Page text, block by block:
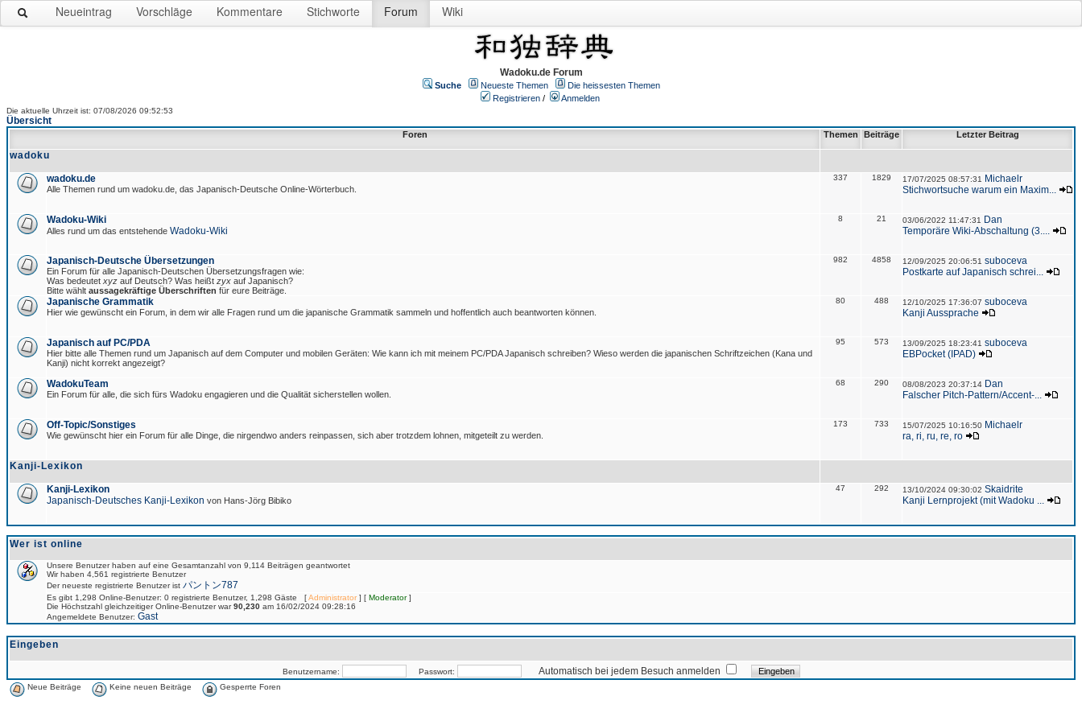
Neueintrag Vorschläge Kommentare Stichworte Forum Wiki
Wadoku.de Forum
Suche Neueste Themen
Die heissesten Themen
Registrieren / Anmelden
Die aktuelle Uhrzeit ist: 07/08/2026 09:52:53
Übersicht
Foren Themen Beiträge Letzter Beitrag
wadoku
wadoku.de
Alle Themen rund um wadoku.de, das Japanisch-Deutsche Online-Wörterbuch.
337 1829 17/07/2025 08:57:31
Michaelr
Stichwortsuche warum ein Maxim...
Wadoku-Wiki
Alles rund um das entstehende Wadoku-Wiki
8 21 03/06/2022 11:47:31
Dan
Temporäre Wiki-Abschaltung (3....
Japanisch-Deutsche Übersetzungen
Ein Forum für alle Japanisch-Deutschen Übersetzungsfragen wie:
Was bedeutet xyz auf Deutsch? Was heißt zyx auf Japanisch?
Bitte wählt aussagekräftige Überschriften für eure Beiträge.
982 4858 12/09/2025 20:06:51 suboceva
Postkarte auf Japanisch schrei...
Japanische Grammatik
Hier wie gewünscht ein Forum, in dem wir alle Fragen rund um die japanische Grammatik sammeln und hoffentlich auch beantworten können.
80 488 12/10/2025 17:36:07 suboceva
Kanji Aussprache
Japanisch auf PC/PDA
Hier bitte alle Themen rund um Japanisch auf dem Computer und mobilen Geräten: Wie kann ich mit meinem PC/PDA Japanisch schreiben? Wieso werden die japanischen Schriftzeichen (Kana und
Kanji) nicht korrekt angezeigt?
95 573 13/09/2025 18:23:41 suboceva
EBPocket (IPAD)
WadokuTeam
Ein Forum für alle, die sich fürs Wadoku engagieren und die Qualität sicherstellen wollen.
68 290 08/08/2023 20:37:14 Dan
Falscher Pitch-Pattern/Accent-...
Off-Topic/Sonstiges
Wie gewünscht hier ein Forum für alle Dinge, die nirgendwo anders reinpassen, sich aber trotzdem lohnen, mitgeteilt zu werden.
173 733 15/07/2025 10:16:50 Michaelr
ra, ri, ru, re, ro
Kanji-Lexikon
Kanji-Lexikon
Japanisch-Deutsches Kanji-Lexikon von Hans-Jörg Bibiko
47 292 13/10/2024 09:30:02 Skaidrite
Kanji Lernprojekt (mit Wadoku ...
Wer ist online
Unsere Benutzer haben auf eine Gesamtanzahl von 9,114 Beiträgen geantwortet
Wir haben 4,561 registrierte Benutzer
Der neueste registrierte Benutzer ist パントン787
Es gibt 1,298 Online-Benutzer: 0 registrierte Benutzer, 1,298 Gäste [Administrator] [ Moderator]
Die Höchstzahl gleichzeitiger Online-Benutzer war90,230 am 16/02/2024 09:28:16
Angemeldete Benutzer: Gast
Eingeben
Benutzername: Passwort: Automatisch bei jedem Besuch anmelden
Neue Beiträge Keine neuen Beiträge Gesperrte Foren